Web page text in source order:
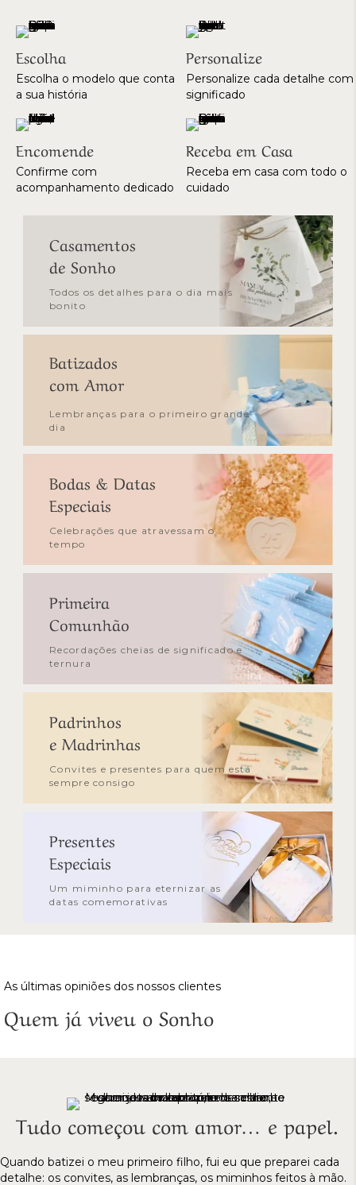
Escolha
Escolha o modelo que conta
a sua história
Personalize
Personalize cada detalhe com
significado
Encomende
Confirme com
acompanhamento dedicado
Receba em Casa
Receba em casa com todo o
cuidado
Casamentos
de Sonho
Todos os detalhes para o dia mais
bonito
Batizados
com Amor
Lembranças para o primeiro grande
dia
Bodas & Datas
Especiais
Celebrações que atravessam o
tempo
Primeira
Comunhão
Recordações cheias de significado e
ternura
Padrinhos
e Madrinhas
Convites e presentes para quem está
sempre consigo
Presentes
Especiais
Um miminho para eternizar as
datas comemorativas
As últimas opiniões dos nossos clientes
Quem já viveu o Sonho
Tudo começou com amor… e papel.
Quando batizei o meu primeiro filho, fui eu que preparei cada
detalhe: os convites, as lembranças, os miminhos feitos à mão.